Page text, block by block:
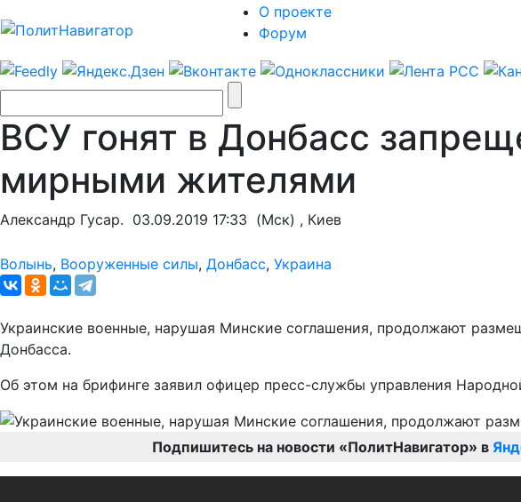
О проекте
Форум
ВСУ гонят в Донбасс
мирными жителями
Александр Гусар. 03.09.2019 17:33 (Мск) , Киев
Волынь, Вооруженные силы, Донбасс, Украина
Украинские военные, нарушая Минские соглашения, продолжают
Донбасса.
Об этом на брифинге заявил офицер пресс-службы управления
Подпишитесь на новости «ПолитНавигатор» в